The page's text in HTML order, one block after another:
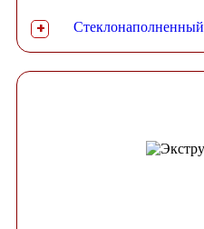
Стеклонаполненный
+